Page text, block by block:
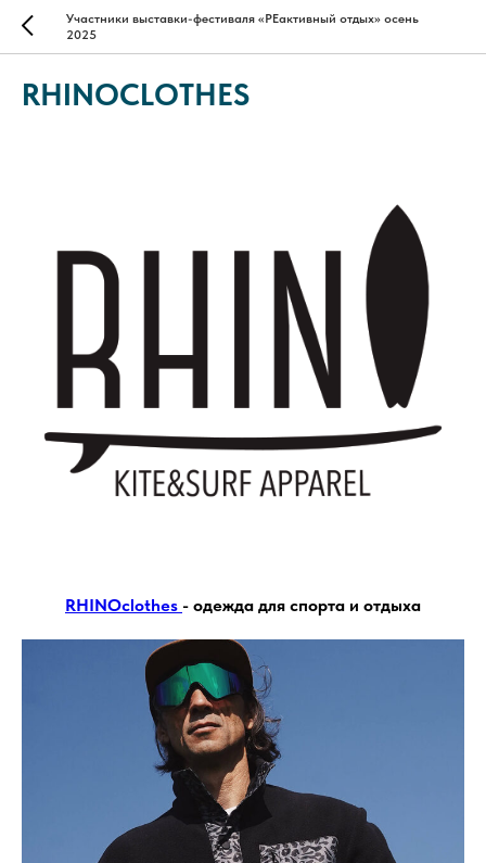
Участники выставки-фестиваля «РЕактивный отдых» осень
2025
RHINOCLOTHES
RHINOclothes - одежда для спорта и отдыха